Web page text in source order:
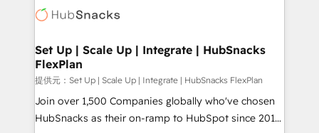
WooCommerce, BuilderTrend, and more Experience
the difference — reach out to see how AI + HubSpot
HubSpot development: websites, custom modules,
marketing, advertising, campaigns, content and
design We connect people, data and technology to
improve customer experiences. With our bright
people, exciting ideas and can-do mentality, we
ensure revenue growth on a daily basis. So tell us
Set Up | Scale Up | Integrate | HubSnacks
FlexPlan
提供元：Set Up | Scale Up | Integrate | HubSnacks FlexPlan
Join over 1,500 Companies globally who've chosen
HubSnacks as their on-ramp to HubSpot since 2014